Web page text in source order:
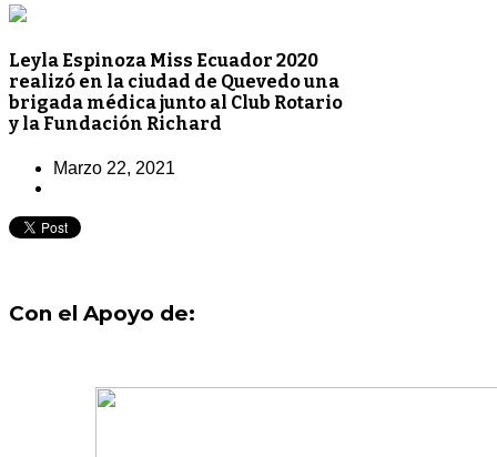
Leyla Espinoza Miss Ecuador 2020
realizó en la ciudad de Quevedo una
brigada médica junto al Club Rotario
y la Fundación Richard
Marzo 22, 2021
Con el Apoyo de: